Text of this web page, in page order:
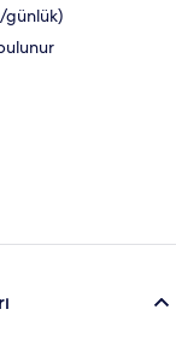
günlük)